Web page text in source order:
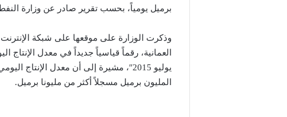
برميل يومياً، بحسب تقرير صادر عن وزارة النفط
وذكرت الوزارة على موقعها على شبكة
العمانية، رقماً قياسياً جديداً في معدل
يوليو 2015″، مشيرة إلى أن معدل
المليون برميل مسجلاً أكثر من مليونا برميل.